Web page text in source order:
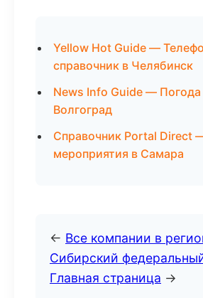
Yellow Hot Guide —
справочник в Челябинск
News Info Guide — Погода
Волгоград
Справочник Portal Direct
мероприятия в Самара
← Все компании в
Сибирский
Главная страница →